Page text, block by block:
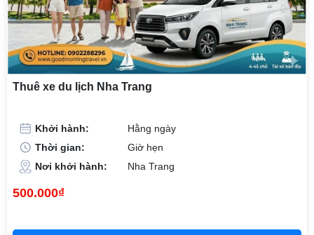
Thuê xe du lịch Nha Trang
Khởi hành:
Hằng ngày
Thời gian:
Giờ hẹn
Nơi khởi hành:
Nha Trang
500.000₫